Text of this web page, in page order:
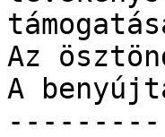
Az
A
---------